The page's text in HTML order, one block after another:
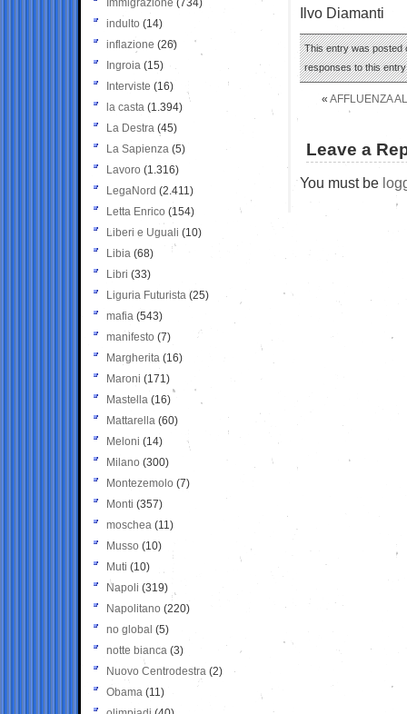
Ilvo Diamanti
This entry was posted
responses to this
« AFFLUENZA
Leave a
You must be
Immigrazione (734)
indulto (14)
inflazione (26)
Ingroia (15)
Interviste (16)
la casta (1.394)
La Destra (45)
La Sapienza (5)
Lavoro (1.316)
LegaNord (2.411)
Letta Enrico (154)
Liberi e Uguali (10)
Libia (68)
Libri (33)
Liguria Futurista (25)
mafia (543)
manifesto (7)
Margherita (16)
Maroni (171)
Mastella (16)
Mattarella (60)
Meloni (14)
Milano (300)
Montezemolo (7)
Monti (357)
moschea (11)
Musso (10)
Muti (10)
Napoli (319)
Napolitano (220)
no global (5)
notte bianca (3)
Nuovo Centrodestra (2)
Obama (11)